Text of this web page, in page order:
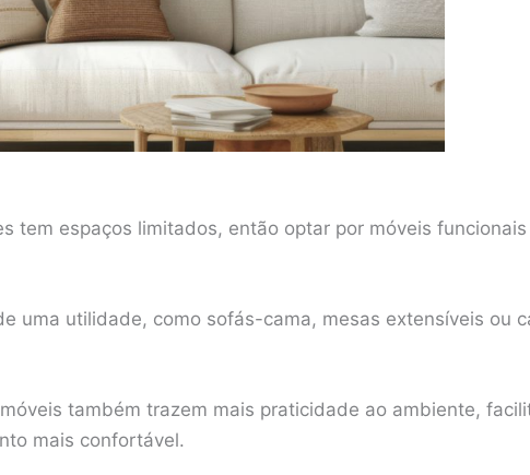
tem espaços limitados, então optar por móveis funcionais
uma utilidade, como sofás-cama, mesas extensíveis ou
também trazem mais praticidade ao ambiente,
mais confortável.